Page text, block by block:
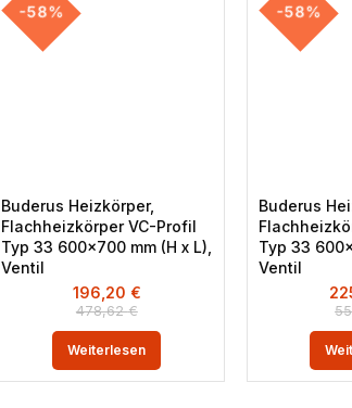
-58%
Buderus Heizkörper,
Flachheizkörper VC-Profil
Typ 33 600×700 mm (H x L),
Ventil
478,62€
196,20 €
Weiterlesen
-58%
Buderus
Typ 33
Ventil